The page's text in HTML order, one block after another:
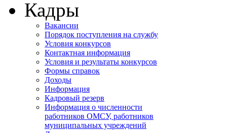
Кадры
Вакансии
Порядок поступления на службу
Условия конкурсов
Контактная информация
Условия и результаты конкурсов
Формы справок
Доходы
Информация
Кадровый резерв
Информация о численности
работников ОМСУ, работников
муниципальных учреждений